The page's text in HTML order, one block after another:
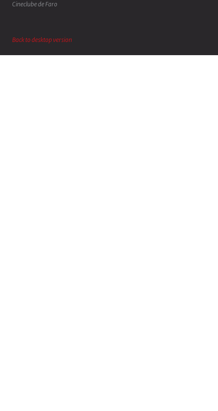
Cineclube de Faro
Back to desktop version